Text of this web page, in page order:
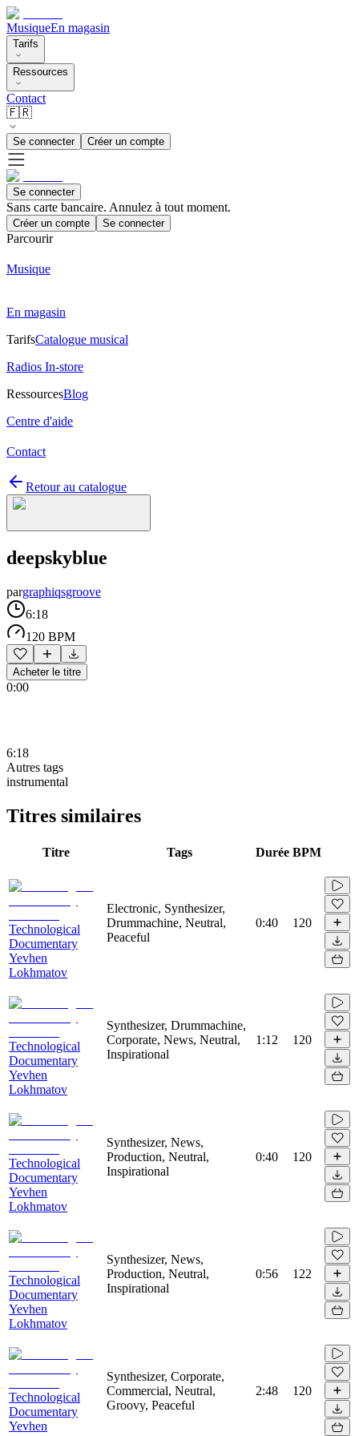
MusiqueEn magasin
Tarifs
Ressources
Contact
🇫🇷
Se connecter Créer un compte
Se connecter
Sans carte bancaire. Annulez à tout moment.
Créer un compte Se connecter
Parcourir
Musique
En magasin
TarifsCatalogue musical
Radios In-store
RessourcesBlog
Centre d'aide
Contact
Retour au catalogue
deepskyblue
pargraphiqsgroove
6:18
120 BPM
Acheter le titre
0:00
6:18
Autres tags
instrumental
Titres similaires
Titre Tags Durée BPM
Technological
Documentary
Yevhen
Lokhmatov
Electronic, Synthesizer,
Drummachine, Neutral,
Peaceful
0:40 120
Technological
Documentary
Yevhen
Lokhmatov
Synthesizer, Drummachine,
Corporate, News, Neutral,
Inspirational
1:12 120
Technological
Documentary
Yevhen
Lokhmatov
Synthesizer, News,
Production, Neutral,
Inspirational
0:40 120
Technological
Documentary
Yevhen
Lokhmatov
Synthesizer, News,
Production, Neutral,
Inspirational
0:56 122
Technological
Documentary
Yevhen
Synthesizer, Corporate,
Commercial, Neutral,
Groovy, Peaceful
2:48 120